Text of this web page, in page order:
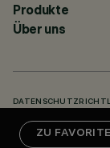
ZU
Produkte
Über uns
UNSERE CODES